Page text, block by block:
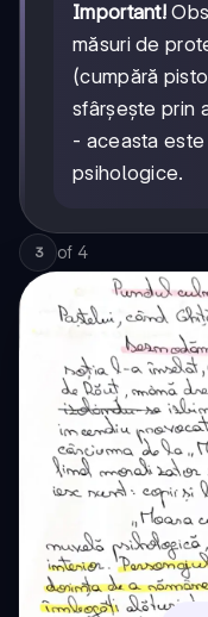
Important!
măsuri de
(cumpără
sfârșește prin
- aceasta
psihologice.
3 of 4